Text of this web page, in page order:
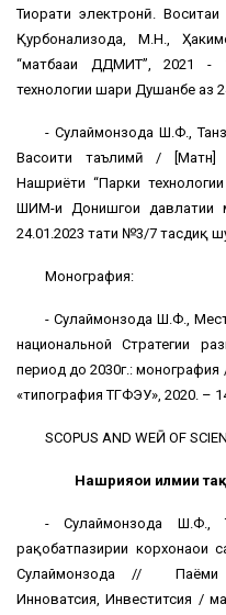
Тиҳорати электронӣ.
Қурбонализода, М.Н.,
“матбааи ДДМИТ”, 2021 -
технологии шаҳри Душанбе аз
- Сулаймонзода Ш.Ф.,
Васоити таълимӣ /
Нашриёти “Парки
ШИМ-и Донишгоҳи давлатии
24.01.2023 таҳти №3/7 тасдиқ
Монография:
- Сулаймонзода Ш.Ф.,
национальной Стратегии
период до 2030г.:
«типография ТГФЭУ», 2020. –
SCOPUS AND WEӢ OF
Нашрияҳои илмии
- Сулаймонзода Ш.Ф.,
рақобатпазирии корхонаҳои
Сулаймонзода // Паёми
Инноватсия, Инвеститсия /